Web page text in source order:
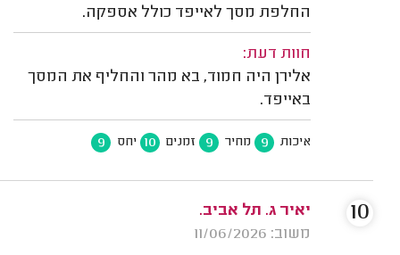
החלפת מסך לאייפד כולל אספקה.
חוות דעת:
אלירן היה חמוד, בא מהר והחליף את המסך
באייפד.
איכות 9 מחיר 9 זמנים 10 יחס 9
יאיר ג. תל אביב.
משוב: 11/06/2026
10